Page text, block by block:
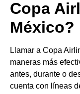
Copa
México?
Llamar a Copa
maneras más
antes, durante o
cuenta con líneas